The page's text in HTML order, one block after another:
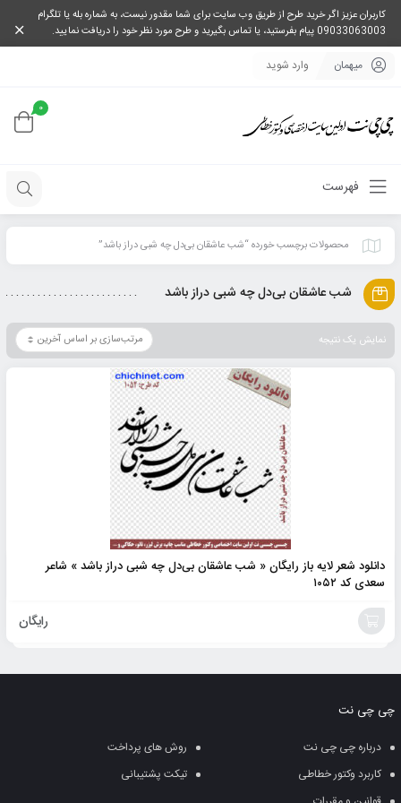
کاربران عزیز اگر خرید طرح از طریق وب سایت برای شما مقدور نیست، به شماره بله یا تلگرام
09033063003 پیام بفرستید، یا تماس بگیرید و طرح مورد نظر خود را دریافت نمایید.
میهمان وارد شوید
0
فهرست
محصولات برچسب خورده “شب عاشقان بی‌دل چه شبی دراز باشد”
شب عاشقان بی‌دل چه شبی دراز باشد
نمایش یک نتیجه
دانلود شعر لایه باز رایگان « شب عاشقان بی‌دل چه شبی دراز باشد » شاعر
سعدی کد ۱۰۵۲
رایگان
سبد
چی چی نت
درباره چی چی نت
روش های پرداخت
کاربرد وکتور خطاطی
تیکت پشتیبانی